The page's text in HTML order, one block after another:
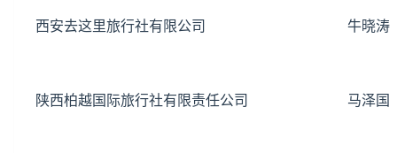
西安去这里旅行社有限公司 牛晓涛
陕西柏越国际旅行社有限责任公司 马泽国